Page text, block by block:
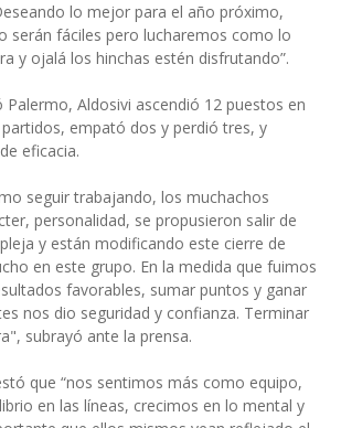
lo mejor para el año próximo,
serán fáciles pero lucharemos como lo
y ojalá los hinchas estén disfrutando”.
Palermo, Aldosivi ascendió 12 puestos en
empató dos y perdió tres, y
eficacia.
seguir trabajando, los muchachos
personalidad, se propusieron salir de
y están modificando este cierre de
en este grupo. En la medida que fuimos
favorables, sumar puntos y ganar
nos dio seguridad y confianza. Terminar
subrayó ante la prensa.
que “nos sentimos más como equipo,
en las líneas, crecimos en lo mental y